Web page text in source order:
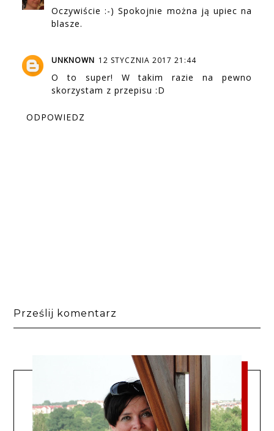
Oczywiście :-) Spokojnie można ją upiec na
blasze.
UNKNOWN 12 STYCZNIA 2017 21:44
O to super! W takim razie na pewno
skorzystam z przepisu :D
ODPOWIEDZ
Prześlij komentarz